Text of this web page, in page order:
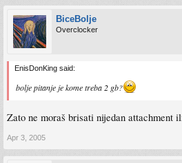
BiceBolje
Overclocker
EnisDonKing said:
bolje pitanje je kome treba 2 gb?
Zato ne moraš brisati nijedan attachment
Apr 3, 2005